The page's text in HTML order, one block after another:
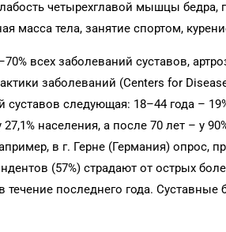
четырехглавой мышцы бедра,
масса тела, занятие спортом,
всех заболеваний суставов,
заболеваний (Centers for
суставов следующая: 18–44 года –
27,1% населения, а после 70 лет – у
в г. Герне (Германия) опрос,
(57%) страдают от острых
течение последнего года. Суставные